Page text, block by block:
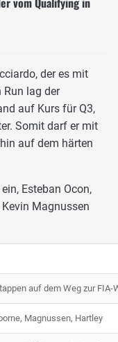
der es mit
Run lag der
auf Kurs für Q3,
Somit darf er mit
auf dem härten
Esteban Ocon,
Magnussen
auf dem Weg zur FIA-
Magnussen, Hartley